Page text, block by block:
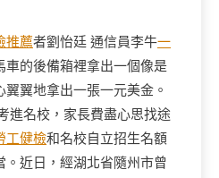
推薦者劉怡廷 通信員李牛一
車的後備箱裡拿出一個像是
翼地拿出一張一元美金。
進名校，家長費盡心思找途
工健檢和名校自立招生名額
近日，經湖北省隨州市曾